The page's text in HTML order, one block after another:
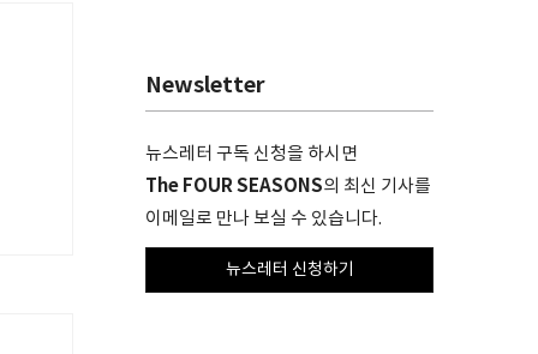
Newsletter
뉴스레터 구독 신청을 하시면
The FOUR SEASONS의 최신 기사를
이메일로 만나 보실 수 있습니다.
뉴스레터 신청하기